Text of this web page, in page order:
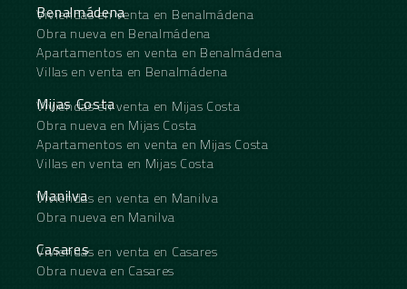
Benalmádena
Viviendas en venta en Benalmádena
Obra nueva en Benalmádena
Apartamentos en venta en Benalmádena
Villas en venta en Benalmádena
Mijas Costa
Viviendas en venta en Mijas Costa
Obra nueva en Mijas Costa
Apartamentos en venta en Mijas Costa
Villas en venta en Mijas Costa
Manilva
Viviendas en venta en Manilva
Obra nueva en Manilva
Casares
Viviendas en venta en Casares
Obra nueva en Casares